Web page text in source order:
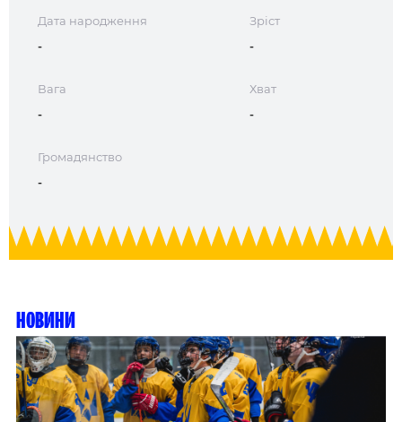
Дата народження
-
Зріст
-
Вага
-
Хват
-
Громадянство
-
Новини